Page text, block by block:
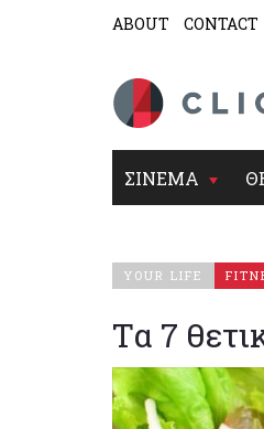
ABOUT CONTACT
ΣΙΝΕΜΑ
YOUR LIFE
Τα 7